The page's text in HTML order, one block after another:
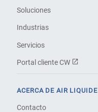
Soluciones
Industrias
Servicios
Portal cliente CW
ACERCA DE AIR LIQUIDE
Contacto